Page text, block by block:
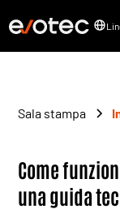
Sala stampa
Come
una guida